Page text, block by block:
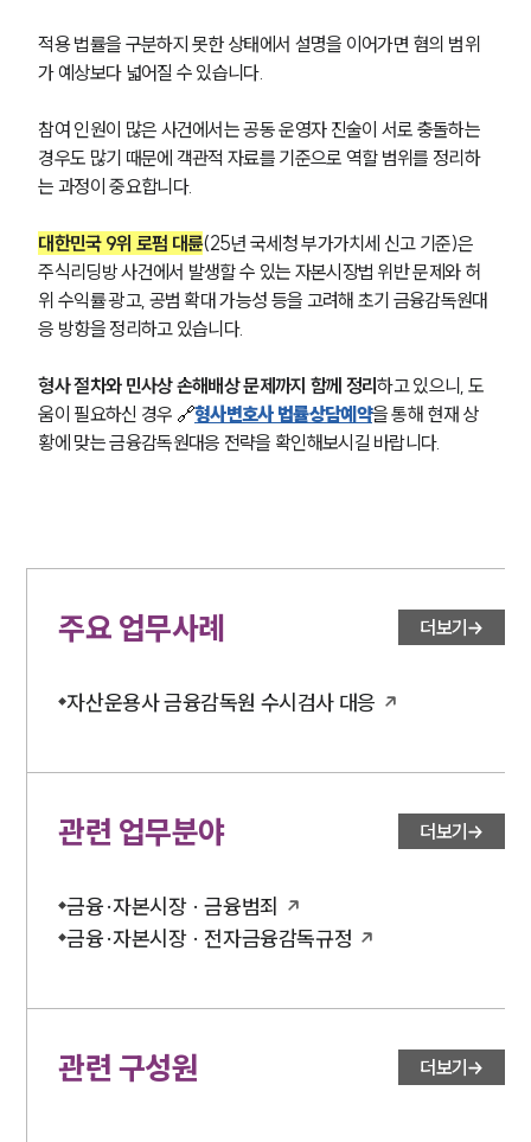
적용 법률을 구분하지 못한 상태에서 설명을 이어가면 혐의 범위
가 예상보다 넓어질 수 있습니다.
참여 인원이 많은 사건에서는 공동 운영자 진술이 서로 충돌하는
경우도 많기 때문에 객관적 자료를 기준으로 역할 범위를 정리하
는 과정이 중요합니다.
대한민국 9위 로펌 대륜(25년 국세청 부가가치세 신고 기준)은
주식리딩방 사건에서 발생할 수 있는 자본시장법 위반 문제와 허
위 수익률 광고, 공범 확대 가능성 등을 고려해 초기 금융감독원대
응 방향을 정리하고 있습니다.
형사 절차와 민사상 손해배상 문제까지 함께 정리하고 있으니, 도
움이 필요하신 경우 🔗형사변호사 법률상담예약을 통해 현재 상
황에 맞는 금융감독원대응 전략을 확인해보시길 바랍니다.
주요 업무사례 더보기
자산운용사 금융감독원 수시검사 대응
관련 업무분야 더보기
금융·자본시장 · 금융범죄
금융·자본시장 · 전자금융감독규정
관련 구성원 더보기